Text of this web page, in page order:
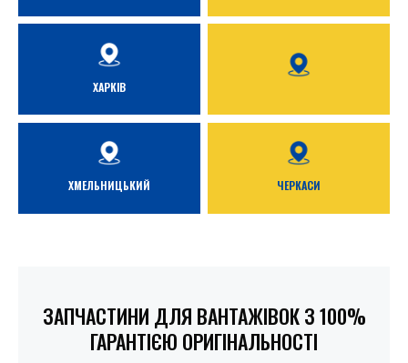
ХАРКІВ
ХМЕЛЬНИЦЬКИЙ ЧЕРКАСИ
ЗАПЧАСТИНИ ДЛЯ ВАНТАЖІВОК З 100%
ГАРАНТІЄЮ ОРИГІНАЛЬНОСТІ